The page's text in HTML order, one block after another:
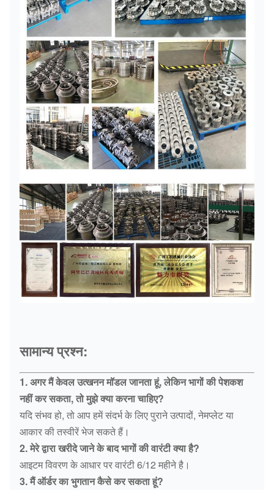
सामान्य प्रश्न:
1. अगर मैं केवल उत्खनन मॉडल जानता हूं, लेकिन भागों की पेशकश
नहीं कर सकता, तो मुझे क्या करना चाहिए?
यदि संभव हो, तो आप हमें संदर्भ के लिए पुराने उत्पादों, नेमप्लेट या
आकार की तस्वीरें भेज सकते हैं।
2. मेरे द्वारा खरीदे जाने के बाद भागों की वारंटी क्या है?
आइटम विवरण के आधार पर वारंटी 6/12 महीने है।
3. मैं ऑर्डर का भुगतान कैसे कर सकता हूं?